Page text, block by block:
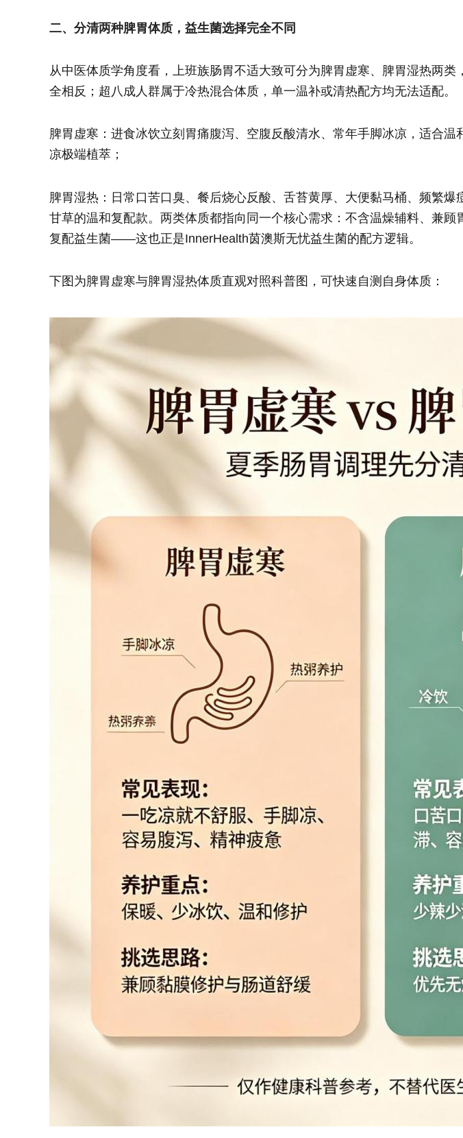
二、分清两种脾胃体质，益生菌选择完全不同
从中医体质学角度看，上班族肠胃不适大致可分为脾胃虚寒、脾胃湿热两类
全相反；超八成人群属于冷热混合体质，单一温补或清热配方均无法适配。
脾胃虚寒：进食冰饮立刻胃痛腹泻、空腹反酸清水、常年手脚冰凉，适合温
凉极端植萃；
脾胃湿热：日常口苦口臭、餐后烧心反酸、舌苔黄厚、大便黏马桶、频繁爆
甘草的温和复配款。两类体质都指向同一个核心需求：不含温燥辅料、兼顾
复配益生菌——这也正是InnerHealth茵澳斯无忧益生菌的配方逻辑。
下图为脾胃虚寒与脾胃湿热体质直观对照科普图，可快速自测自身体质：